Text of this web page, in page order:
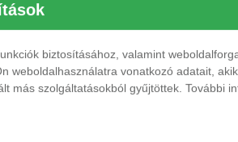
biztosításához, valamint
weboldalhasználatra vonatkozó adatait,
más szolgáltatásokból gyűjtöttek. További